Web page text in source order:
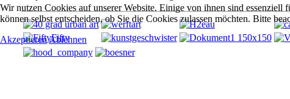
Wir nutzen Cookies auf unserer Website. Einige von ihnen sind
können selbst entscheiden, ob Sie die Cookies zulassen möchten. Bitte
AkzeptierenAblehnen